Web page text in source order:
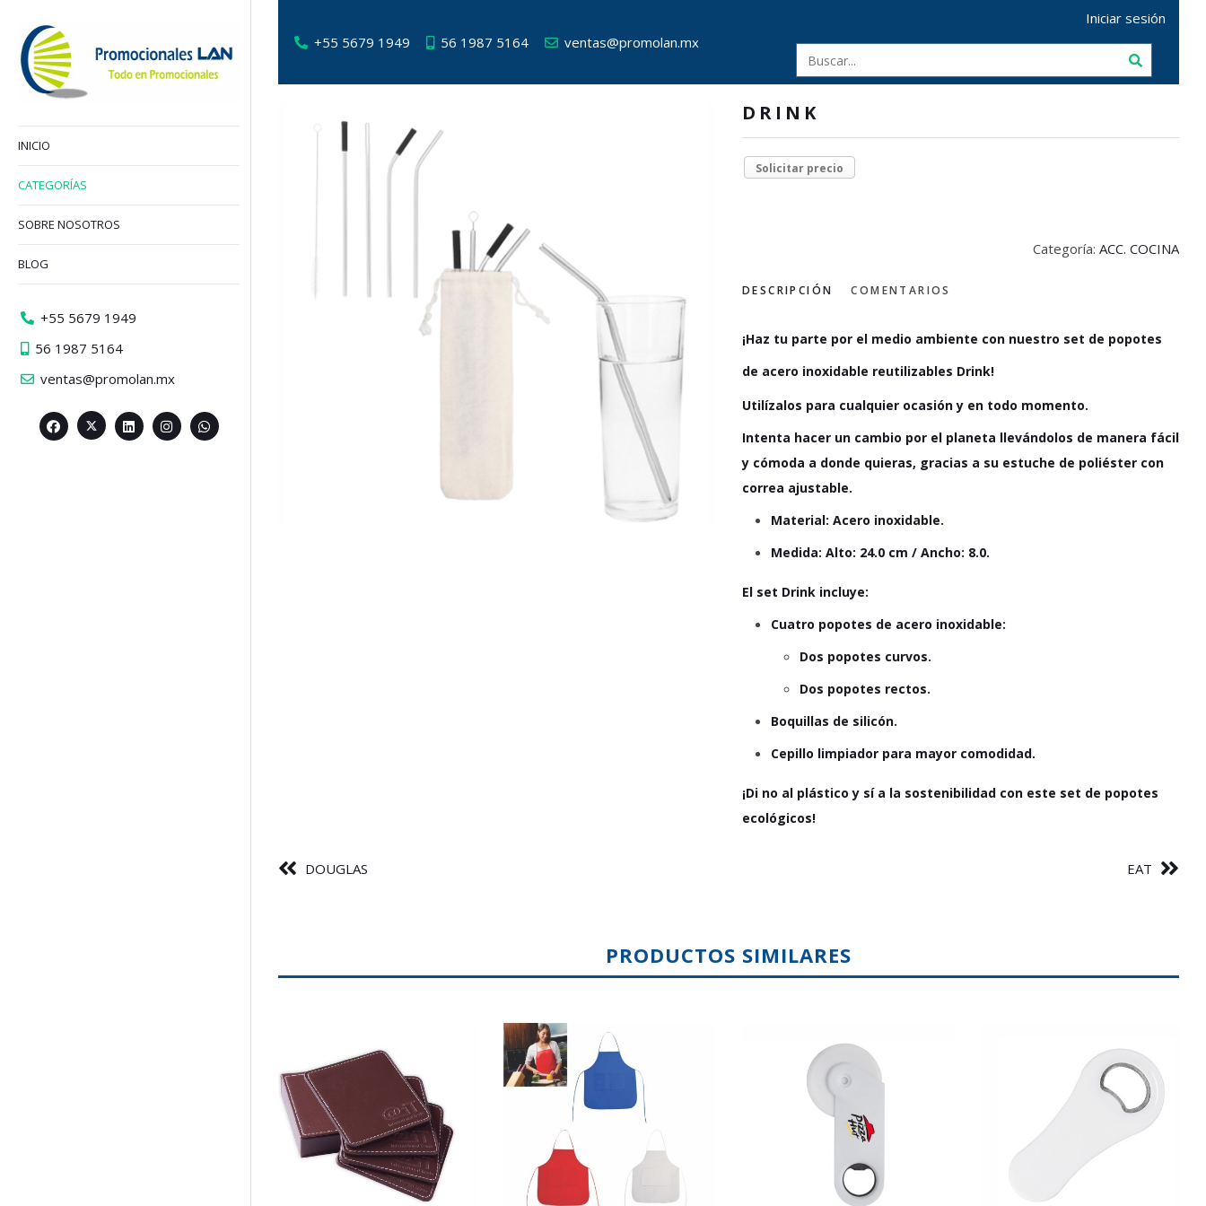
+55 5679 1949 56 1987 5164 ventas@promolan.mx
Iniciar sesión
DRINK
Solicitar precio
Categoría: ACC. COCINA
DESCRIPCIÓN COMENTARIOS
¡Haz tu parte por el medio ambiente con nuestro set de popotes
de acero inoxidable reutilizables Drink!
Utilízalos para cualquier ocasión y en todo momento.
Intenta hacer un cambio por el planeta llevándolos de manera fácil
y cómoda a donde quieras, gracias a su estuche de poliéster con
correa ajustable.
Material: Acero inoxidable.
Medida: Alto: 24.0 cm / Ancho: 8.0.
El set Drink incluye:
Cuatro popotes de acero inoxidable:
Dos popotes curvos.
Dos popotes rectos.
Boquillas de silicón.
Cepillo limpiador para mayor comodidad.
¡Di no al plástico y sí a la sostenibilidad con este set de popotes
ecológicos!
DOUGLAS EAT
PRODUCTOS SIMILARES
INICIO
CATEGORÍAS
SOBRE NOSOTROS
BLOG
+55 5679 1949
56 1987 5164
ventas@promolan.mx